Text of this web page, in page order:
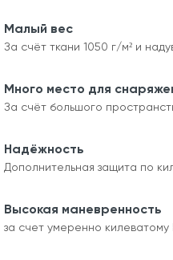
Малый вес
За счёт ткани 1050 г/м² и
Много место для
За счёт большого
Надёжность
Дополнительная защита по
Высокая маневренность
за счет умеренно